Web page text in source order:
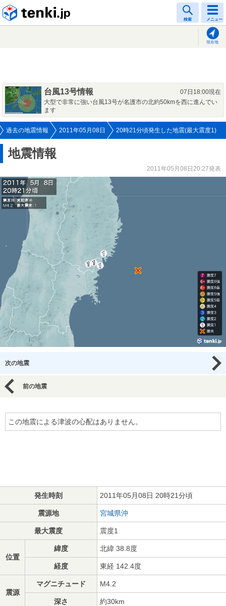
検索 メニュー
現在地
台風13号情報
07日18:00現在
大型で非常に強い台風13号が名護市の北約50kmを西に進んでい
ます
過去の地震情報 2011年05月08日 20時21分頃発生した地震(最大震度1)
地震情報
2011年05月08日20:27発表
次の地震
前の地震
この地震による津波の心配はありません。
発生時刻 2011年05月08日 20時21分頃
震源地 宮城県沖
最大震度 震度1
位置
緯度 北緯 38.8度
経度 東経 142.4度
震源
マグニチュード M4.2
深さ 約30km